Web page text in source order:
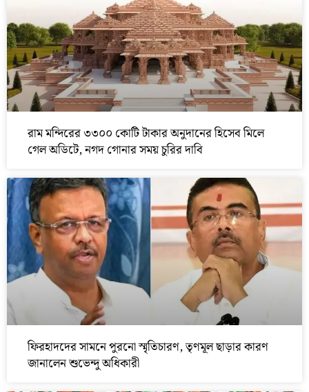
রাম মন্দিরের ৩৩০০ কোটি টাকার অনুদানের হিসেব মিলে
গেল অডিটে, নগদ গোনার সময় চুরির দাবি
ফিরহাদদের সামনে পুরনো স্মৃতিচারণ, তৃণমূল ছাড়ার কারণ
জানালেন শুভেন্দু অধিকারী